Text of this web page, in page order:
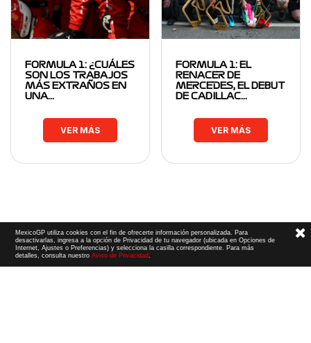
FORMULA 1: ¿CUÁLES
SON LOS TRABAJOS
MÁS EXTRAÑOS EN
UNA…
VER MÁS
FORMULA 1: EL
RENACER DE
MERCEDES, EL DEBUT
DE CADILLAC…
VER MÁS
MexicoGP utiliza cookies con el fin de ofrecerte información personalizada. Para
desactivarlas, ingresa a la opción de Privacidad de tu navegador (ubicada en Opciones de
Internet, Ajustes o Preferencias) y selecciona la casilla correspondiente. Para más
detalles, consulta nuestroAviso de Privacidad.